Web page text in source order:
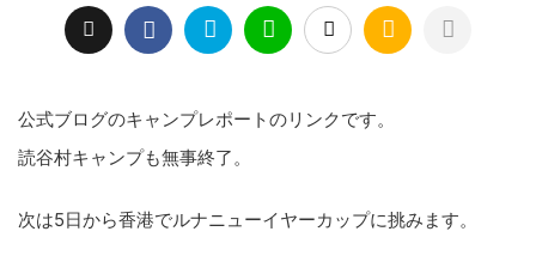
公式ブログのキャンプレポートのリンクです。
読谷村キャンプも無事終了。
次は5日から香港でルナニューイヤーカップに挑みます。